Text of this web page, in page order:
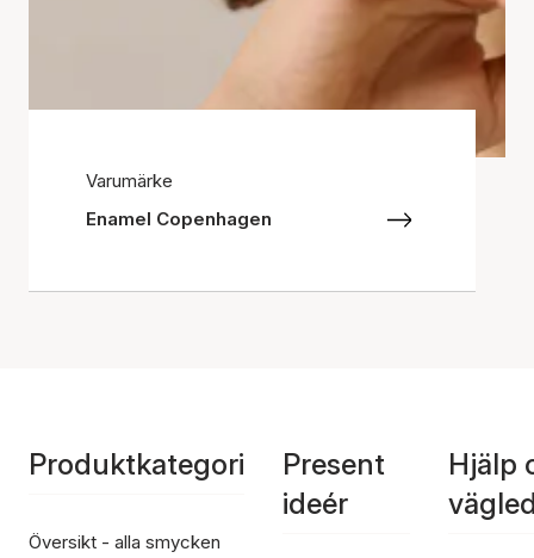
Varumärke
Enamel Copenhagen
Produktkategori
Översikt - alla smycken
Present
ideér
Hjälp